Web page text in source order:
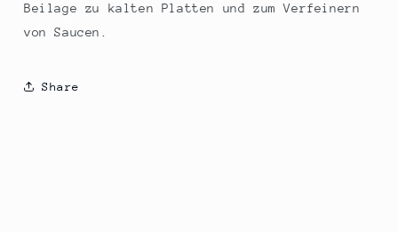
Beilage zu kalten Platten und zum Verfeinern
von Saucen.
Share